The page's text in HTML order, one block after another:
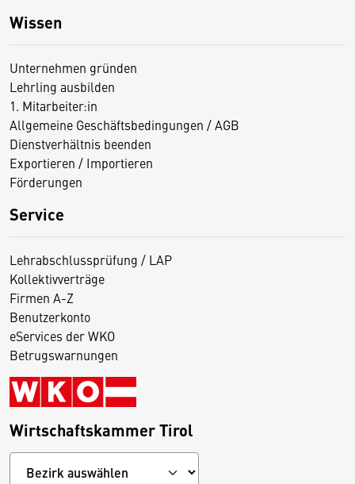
Wissen
Unternehmen gründen
Lehrling ausbilden
1. Mitarbeiter:in
Allgemeine Geschäftsbedingungen / AGB
Dienstverhältnis beenden
Exportieren / Importieren
Förderungen
Service
Lehrabschlussprüfung / LAP
Kollektivverträge
Firmen A-Z
Benutzerkonto
eServices der WKO
Betrugswarnungen
Wirtschaftskammer Tirol